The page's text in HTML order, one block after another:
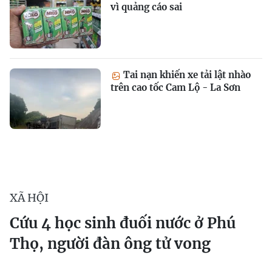
vì quảng cáo sai
Tai nạn khiến xe tải lật nhào
trên cao tốc Cam Lộ - La Sơn
XÃ HỘI
Cứu 4 học sinh đuối nước ở Phú
Thọ, người đàn ông tử vong